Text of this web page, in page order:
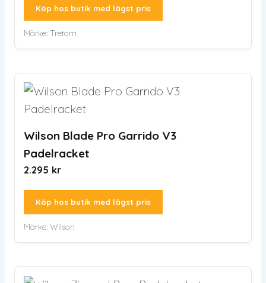
Köp hos butik med lägst pris
Märke: Tretorn
Wilson Blade Pro Garrido V3
Padelracket
2.295 kr
Köp hos butik med lägst pris
Märke: Wilson